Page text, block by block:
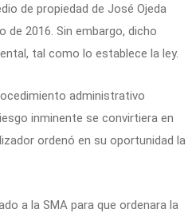
de propiedad de José Ojeda
de 2016. Sin embargo, dicho
tal como lo establece la ley.
administrativo
inminente se convirtiera en
ordenó en su oportunidad la
a la SMA para que ordenara la